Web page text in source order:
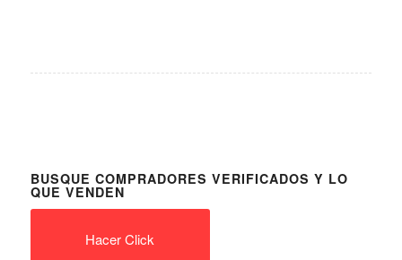
BUSQUE COMPRADORES VERIFICADOS Y LO
QUE VENDEN
Hacer Click